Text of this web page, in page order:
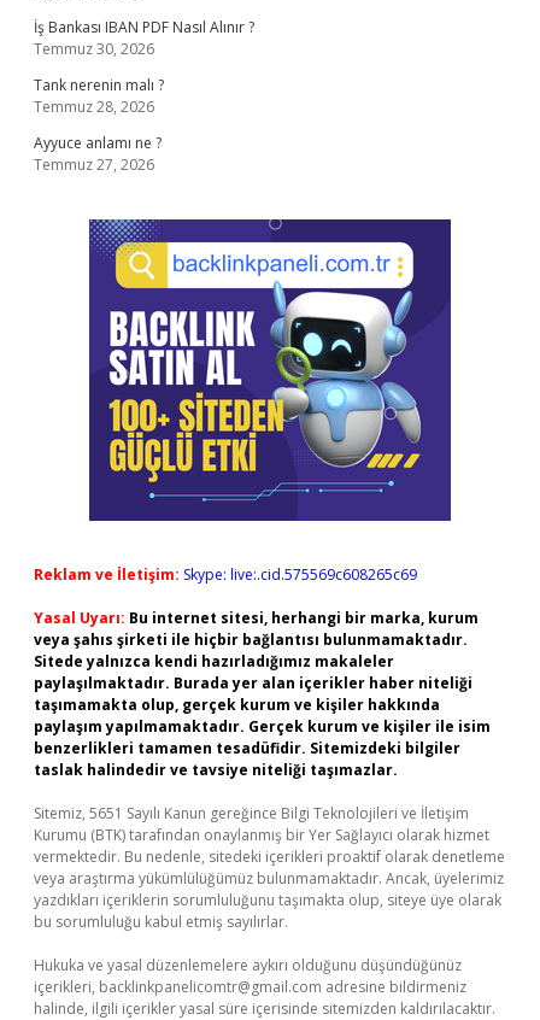
İş Bankası IBAN PDF Nasıl Alınır ?
Temmuz 30, 2026
Tank nerenin malı ?
Temmuz 28, 2026
Ayyuce anlamı ne ?
Temmuz 27, 2026
Reklam ve İletişim: Skype: live:.cid.575569c608265c69
Yasal Uyarı: Bu internet sitesi, herhangi bir marka, kurum
veya şahıs şirketi ile hiçbir bağlantısı bulunmamaktadır.
Sitede yalnızca kendi hazırladığımız makaleler
paylaşılmaktadır. Burada yer alan içerikler haber niteliği
taşımamakta olup, gerçek kurum ve kişiler hakkında
paylaşım yapılmamaktadır. Gerçek kurum ve kişiler ile isim
benzerlikleri tamamen tesadüfidir. Sitemizdeki bilgiler
taslak halindedir ve tavsiye niteliği taşımazlar.
Sitemiz, 5651 Sayılı Kanun gereğince Bilgi Teknolojileri ve İletişim
Kurumu (BTK) tarafından onaylanmış bir Yer Sağlayıcı olarak hizmet
vermektedir. Bu nedenle, sitedeki içerikleri proaktif olarak denetleme
veya araştırma yükümlülüğümüz bulunmamaktadır. Ancak, üyelerimiz
yazdıkları içeriklerin sorumluluğunu taşımakta olup, siteye üye olarak
bu sorumluluğu kabul etmiş sayılırlar.
Hukuka ve yasal düzenlemelere aykırı olduğunu düşündüğünüz
içerikleri, backlinkpanelicomtr@gmail.com adresine bildirmeniz
halinde, ilgili içerikler yasal süre içerisinde sitemizden kaldırılacaktır.